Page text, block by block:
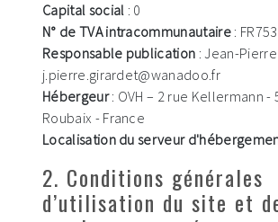
Capital social : 0
N° de TVA intracommunautaire:
Responsable publication : Jean-
j.pierre.girardet@wanadoo.fr
Hébergeur: OVH – 2 rue Kellermann -
Roubaix - France
Localisation du serveur
2. Conditions générales
d’utilisation du site et